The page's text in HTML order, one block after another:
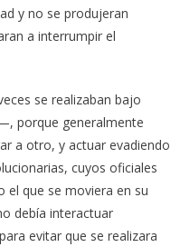
y no se produjeran
a interrumpir el
se realizaban bajo
porque generalmente
a otro, y actuar evadiendo
cuyos oficiales
el que se moviera en su
debía interactuar
evitar que se realizara